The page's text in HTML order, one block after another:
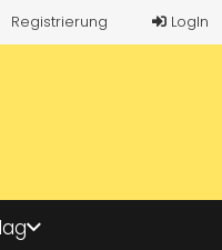
Registrierung LogIn